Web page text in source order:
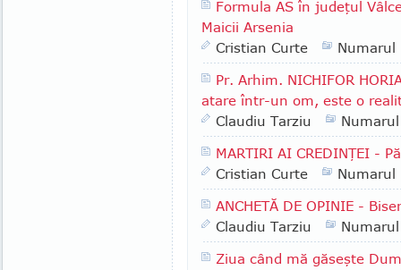
Formula AS în judeţul
Maicii Arsenia
Cristian Curte
Numarul
Pr. Arhim. NICHIFOR
atare într-un om, este o
Claudiu Tarziu
MARTIRI AI CREDINŢEI -
Cristian Curte
Numarul
ANCHETĂ DE OPINIE -
Claudiu Tarziu
Ziua când mă găseşte